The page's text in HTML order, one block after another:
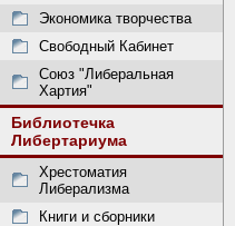
Экономика творчества
Свободный Кабинет
Союз "Либеральная
Хартия"
Библиотечка
Либертариума
Хрестоматия
Либерализма
Книги и сборники